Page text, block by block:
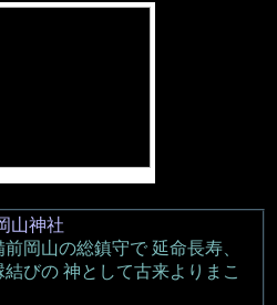
山神社
岡山の総鎮守で 延命長寿、
びの 神として古来よりまこ